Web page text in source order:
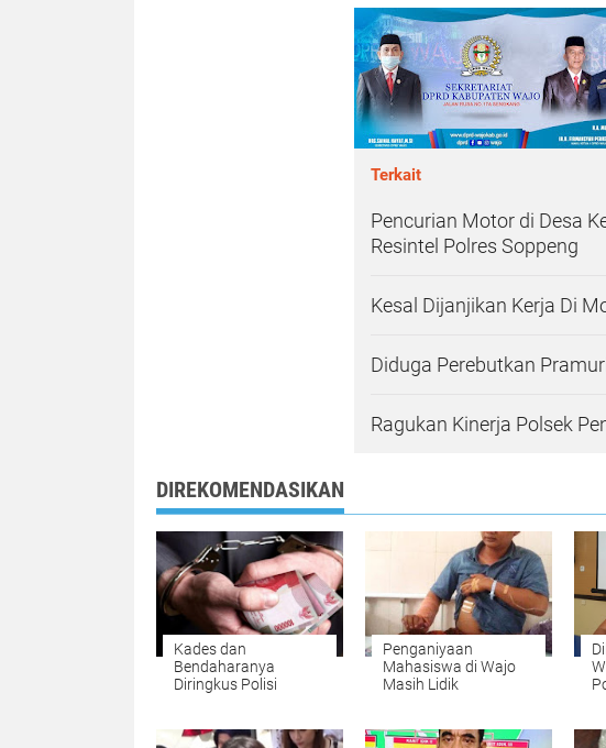
Terkait
Pencurian Motor di Desa
Resintel Polres Soppeng
Kesal Dijanjikan Kerja Di
Diduga Perebutkan
Ragukan Kinerja Polsek
DIREKOMENDASIKAN
Kades dan
Bendaharanya
Diringkus Polisi
Penganiyaan
Mahasiswa di Wajo
Masih Lidik